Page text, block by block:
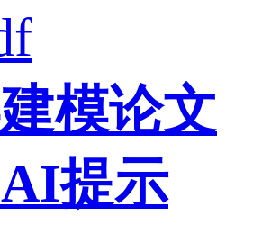
模论文
提示